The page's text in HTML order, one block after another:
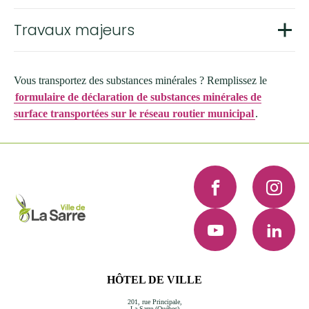
Travaux majeurs
Vous transportez des substances minérales ? Remplissez le
formulaire de déclaration de substances minérales de
surface transportées sur le réseau routier municipal.
HÔTEL DE VILLE
201, rue Principale,
Facebook
YouTube